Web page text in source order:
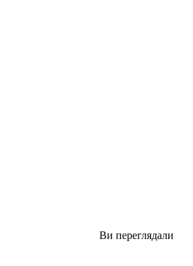
Ви переглядали